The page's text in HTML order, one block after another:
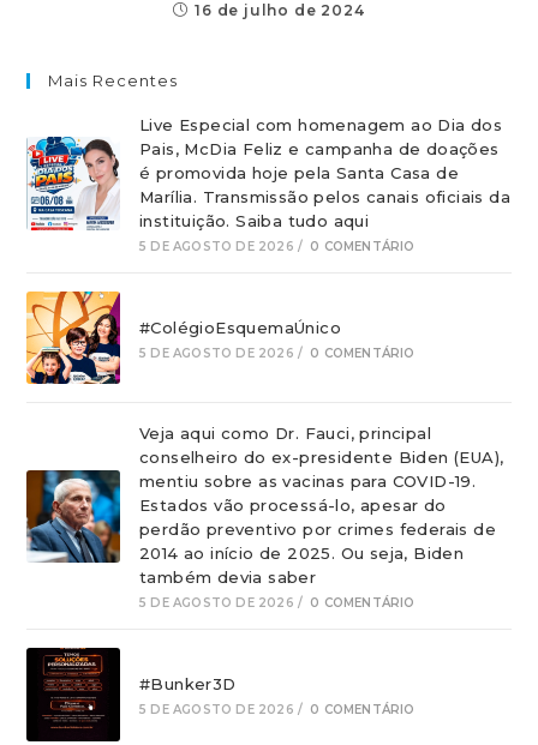
16 de julho de 2024
Mais Recentes
Live Especial com homenagem ao Dia dos
Pais, McDia Feliz e campanha de doações
é promovida hoje pela Santa Casa de
Marília. Transmissão pelos canais oficiais da
instituição. Saiba tudo aqui
5 DE AGOSTO DE 2026 / 0 COMENTÁRIO
#ColégioEsquemaÚnico
5 DE AGOSTO DE 2026 / 0 COMENTÁRIO
Veja aqui como Dr. Fauci, principal
conselheiro do ex-presidente Biden (EUA),
mentiu sobre as vacinas para COVID-19.
Estados vão processá-lo, apesar do
perdão preventivo por crimes federais de
2014 ao início de 2025. Ou seja, Biden
também devia saber
5 DE AGOSTO DE 2026 / 0 COMENTÁRIO
#Bunker3D
5 DE AGOSTO DE 2026 / 0 COMENTÁRIO